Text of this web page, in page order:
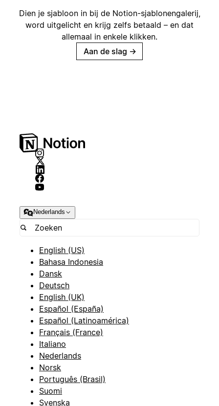
Dien je sjabloon in bij de Notion-sjablonengalerij,
word uitgelicht en krijg zelfs betaald – en dat
allemaal in enkele klikken.
Aan de slag →
Nederlands
English (US)
Bahasa Indonesia
Dansk
Deutsch
English (UK)
Español (España)
Español (Latinoamérica)
Français (France)
Italiano
Nederlands
Norsk
Português (Brasil)
Suomi
Svenska